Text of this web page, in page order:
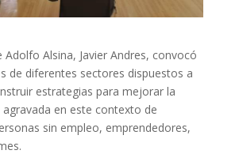
Adolfo Alsina, Javier Andres, convocó
de diferentes sectores dispuestos a
estrategias para mejorar la
en este contexto de
sin empleo, emprendedores,